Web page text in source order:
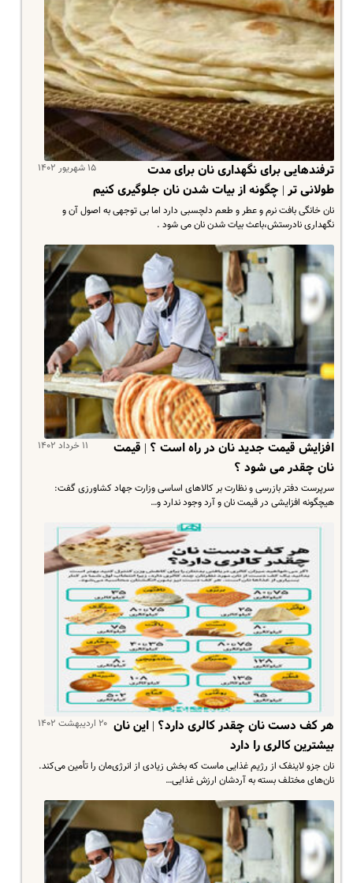
۱۵ شهریور ۱۴۰۲
ترفندهایی برای نگهداری نان برای مدت
طولانی تر | چگونه از بیات شدن نان جلوگیری کنیم
نان خانگی بافت نرم و عطر و طعم دلچسبی دارد اما بی توجهی به اصول آن و
نگهداری نادرستش،باعث بیات شدن نان می شود .
۱۱ خرداد ۱۴۰۲
افزایش قیمت جدید نان در راه است ؟ | قیمت
نان چقدر می شود ؟
سرپرست دفتر بازرسی و نظارت بر کالاهای اساسی وزارت جهاد کشاورزی گفت:‌
هیچگونه افزایشی در قیمت نان و آرد وجود ندارد و…
۲۰ اردیبهشت ۱۴۰۲ هر کف دست نان چقدر کالری دارد؟ | این نان
بیشترین کالری را دارد
نان جزو لاینفک از رژیم غذایی ماست که بخش زیادی از انرژی‌مان را تأمین می‌کند.
نان‌های مختلف بسته به آردشان ارزش غذایی…